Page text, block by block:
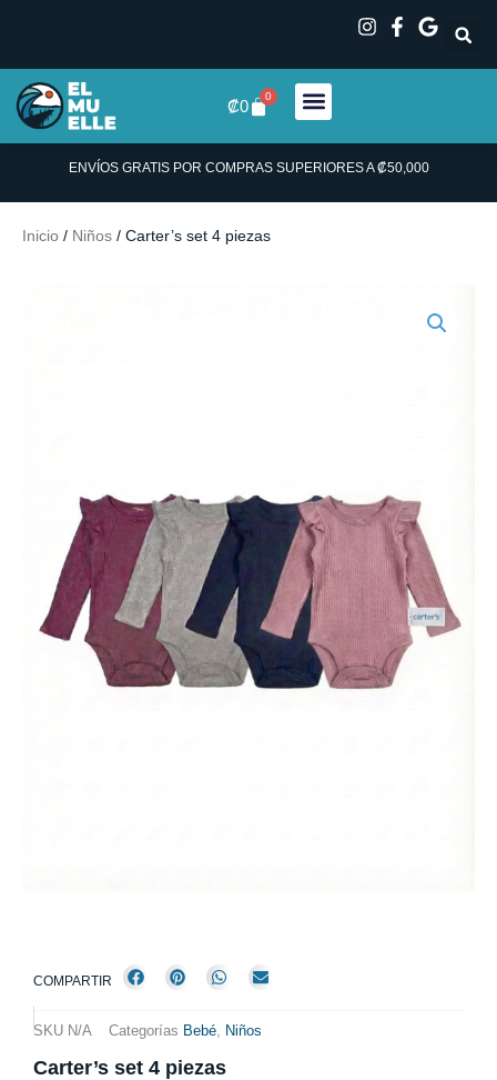
contenido
₡0
0
Carrito
ENVÍOS GRATIS POR COMPRAS SUPERIORES A ₡50,000
Inicio / Niños / Carter’s set 4 piezas
COMPARTIR
SKU N/A Categorías Bebé Niños
Carter’s set 4 piezas